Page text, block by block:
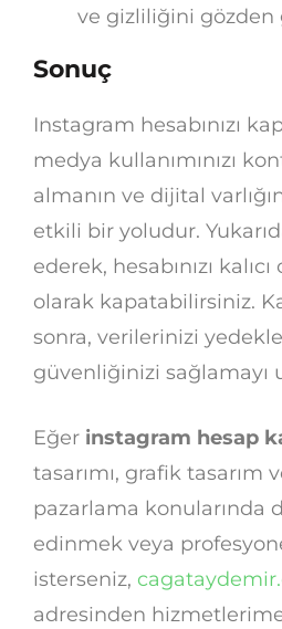
ve gizliliğini gözden
Sonuç
Instagram hesabınızı
medya kullanımınızı
almanın ve dijital
etkili bir yoludur.
ederek, hesabınızı
olarak kapatabilirsiniz.
sonra, verilerinizi
güvenliğinizi sağlamayı
Eğer instagram hesap
tasarımı, grafik tasarım
pazarlama konularında
edinmek veya
isterseniz,
adresinden